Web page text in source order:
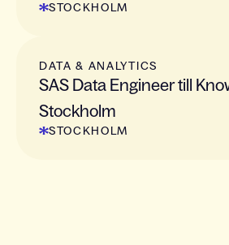
STOCKHOLM
DATA & ANALYTICS
SAS Data Engineer till
Stockholm
STOCKHOLM